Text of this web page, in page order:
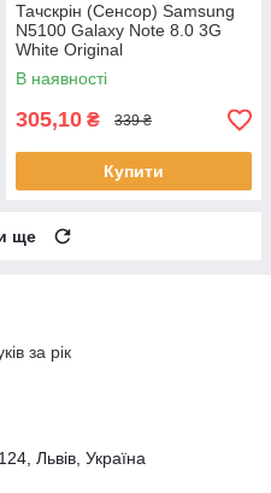
Тачскрін (Сенсор) Samsung
N5100 Galaxy Note 8.0 3G
White Original
В наявності
305,10 ₴ 339 ₴
Купити
ще
за рік
Львів, Україна